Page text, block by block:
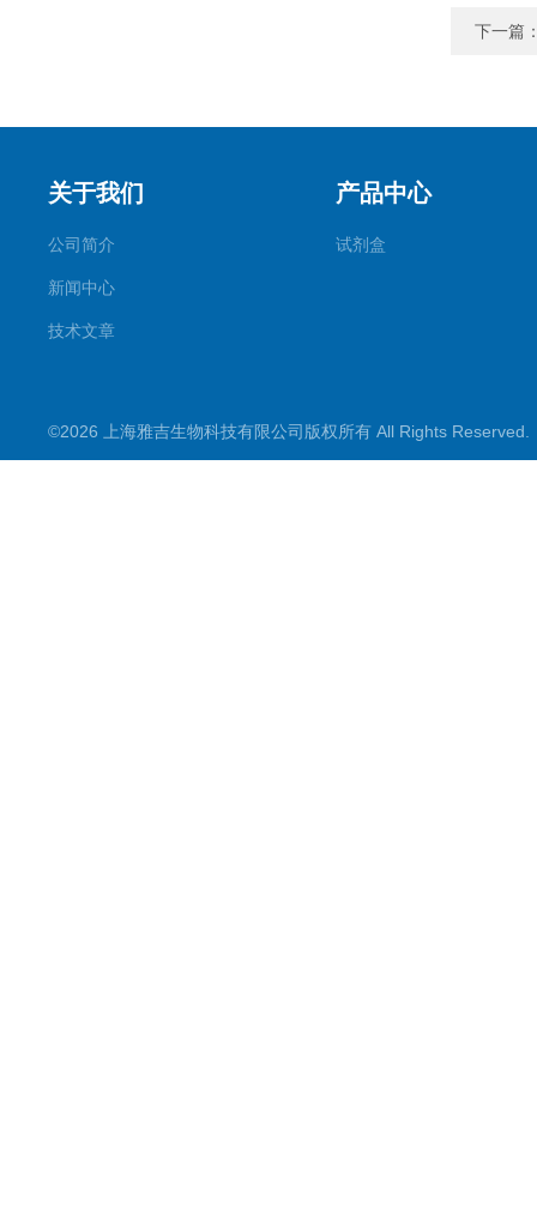
下一篇
关于我们
公司简介
新闻中心
技术文章
产品中心
试剂盒
©2026 上海雅吉生物科技有限公司版权所有 All Rights